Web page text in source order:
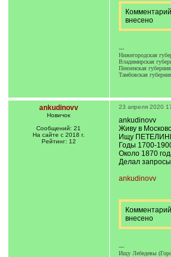
внесено
---
Нижегородская
Владимирская
Пензенская
Тамбовская
ankudinovv
Новичок
Сообщений: 21
На сайте с 2018 г.
Рейтинг: 12
23 апреля 2020
ankudinovv
Живу в
Ищу ПЕТЕЛИНЫ
Годы 1700-
Около 1870
Делал запросы
ankudinovv
внесено
---
Ищу Лебедевы